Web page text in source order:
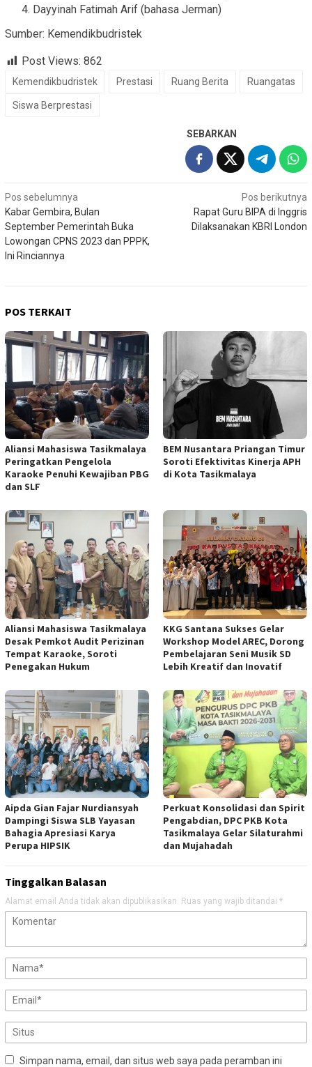
Dayyinah Fatimah Arif (bahasa Jerman)
Sumber: Kemendikbudristek
Post Views: 862
Kemendikbudristek Prestasi Ruang Berita Ruangatas
Siswa Berprestasi
SEBARKAN
Navigasi
pos
Pos sebelumnya
Kabar Gembira, Bulan
September Pemerintah Buka
Lowongan CPNS 2023 dan PPPK,
Ini Rinciannya
Pos berikutnya
Rapat Guru BIPA di Inggris
Dilaksanakan KBRI London
POS TERKAIT
Aliansi Mahasiswa Tasikmalaya
Peringatkan Pengelola
Karaoke Penuhi Kewajiban PBG
dan SLF
BEM Nusantara Priangan Timur
Soroti Efektivitas Kinerja APH
di Kota Tasikmalaya
Aliansi Mahasiswa Tasikmalaya
Desak Pemkot Audit Perizinan
Tempat Karaoke, Soroti
Penegakan Hukum
KKG Santana Sukses Gelar
Workshop Model AREC, Dorong
Pembelajaran Seni Musik SD
Lebih Kreatif dan Inovatif
Aipda Gian Fajar Nurdiansyah
Dampingi Siswa SLB Yayasan
Bahagia Apresiasi Karya
Perupa HIPSIK
Perkuat Konsolidasi dan Spirit
Pengabdian, DPC PKB Kota
Tasikmalaya Gelar Silaturahmi
dan Mujahadah
Tinggalkan Balasan
Alamat email Anda tidak akan dipublikasikan. Ruas yang wajib ditandai *
Simpan nama, email, dan situs web saya pada peramban ini